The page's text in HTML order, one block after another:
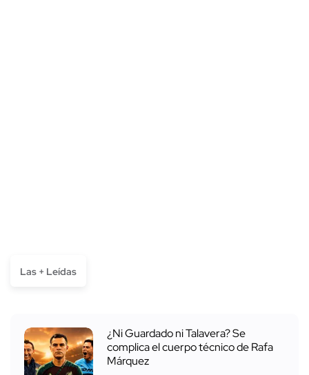
Las + Leídas
¿Ni Guardado ni Talavera? Se
complica el cuerpo técnico de Rafa
Márquez